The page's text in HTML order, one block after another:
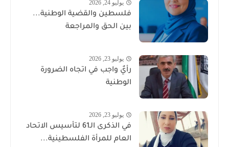
يوليو 24, 2026
فلسطين والقضية الوطنية...
بين الحق والمراجعة
يوليو 23, 2026
رأيٌ واجب في اتجاه الضرورة
الوطنية
يوليو 23, 2026
في الذكرى الـ61 لتأسيس الاتحاد
العام للمرأة الفلسطينية...